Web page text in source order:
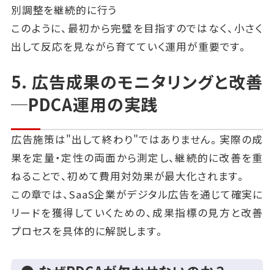
別調整を継続的に行う
このように、最初から完璧を目指すのではなく、小さく
出して反応を見ながら育てていく運用が重要です。
5. 広告成果のモニタリングと改善
─PDCA運用の実践
広告施策は"出して終わり"ではありません。実際の成
果を定量・定性の両面から測定し、継続的に改善を重
ねることで、初めて費用対効果が最大化されます。
この章では、SaaS企業がデジタル広告を通じて確実に
リードを獲得していくための、成果指標の見方と改善
プロセスを具体的に解説します。